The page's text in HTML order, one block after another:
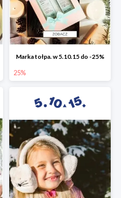
Marka tołpa. w 5.10.15 do -25%
25%